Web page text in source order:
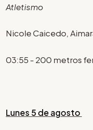
Atletismo
Nicole Caicedo,
03:55 - 200 metros
Lunes 5 de agosto